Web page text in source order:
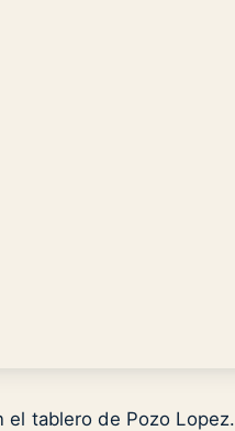
el tablero de Pozo Lopez.